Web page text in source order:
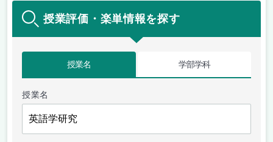
授業評価・楽単情報を探す
授業名 学部学科
授業名